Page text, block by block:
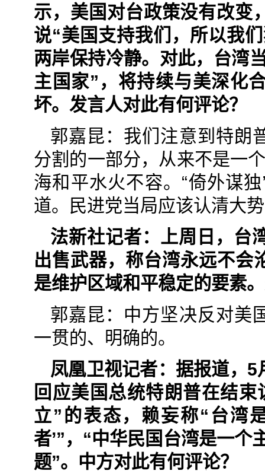
示，美国对台政策没有改变
说“美国支持我们，所以我
两岸保持冷静。对此，台湾
主国家”，将持续与美深化
坏。发言人对此有何评论？
郭嘉昆：我们注意到特朗
分割的一部分，从来不是一
海和平水火不容。“倚外谋
道。民进党当局应该认清大
法新社记者：上周日，台
出售武器，称台湾永远不会
是维护区域和平稳定的要素
郭嘉昆：中方坚决反对美
一贯的、明确的。
凤凰卫视记者：据报道，
回应美国总统特朗普在结
立”的表态，赖妄称“台湾
者’”，“中华民国台湾是一个
题”。中方对此有何评论？